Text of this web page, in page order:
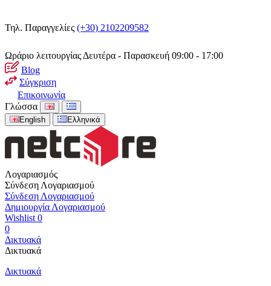
Τηλ. Παραγγελίες (+30) 2102209582
Ωράριο λειτουργίας Δευτέρα - Παρασκευή 09:00 - 17:00
Blog
Σύγκριση
Επικοινωνία
Γλώσσα
English Ελληνικά
Λογαριασμός
Σύνδεση Λογαριασμού
Σύνδεση Λογαριασμού
Δημιουργία Λογαριασμού
Wishlist 0
0
Δικτυακά
Δικτυακά
Δικτυακά